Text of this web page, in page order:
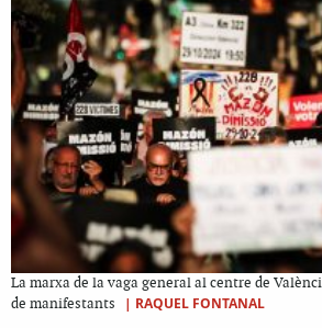
La marxa de la vaga general al centre de
de manifestants
| RAQUEL FONTANAL